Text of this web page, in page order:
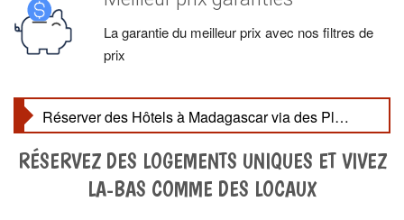
La garantie du meilleur prix avec nos filtres de
prix
Hôtels à Madagascar : Un Séjour Inoubliable au Cœur de l’Île Rouge
RÉSERVEZ DES LOGEMENTS UNIQUES ET VIVEZ
LA-BAS COMME DES LOCAUX